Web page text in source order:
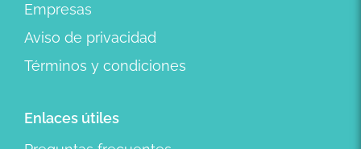
Empresas
Aviso de privacidad
Términos y condiciones
Enlaces útiles